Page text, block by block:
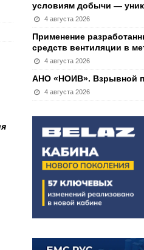
условиям добычи —
4 августа 2026
Применение
средств вентиляции в
4 августа 2026
АНО «НОИВ». Взрывной
4 августа 2026